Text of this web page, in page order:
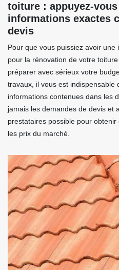
toiture : appuyez-
informations exactes
devis
Pour que vous puissiez avoir
pour la rénovation de votre
préparer avec sérieux votre
travaux, il vous est indispensable
informations contenues dans les
jamais les demandes de devis et
prestataires possible pour
les prix du marché.